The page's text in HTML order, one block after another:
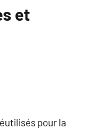
et
pour la